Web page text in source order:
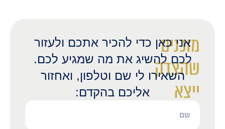
מוכנים
שהצדק
ייצא
לאור?
אני כאן כדי להכיר אתכם ולעזור
לכם להשיג את מה שמגיע לכם.
השאירו לי שם וטלפון, ואחזור
אליכם בהקדם: